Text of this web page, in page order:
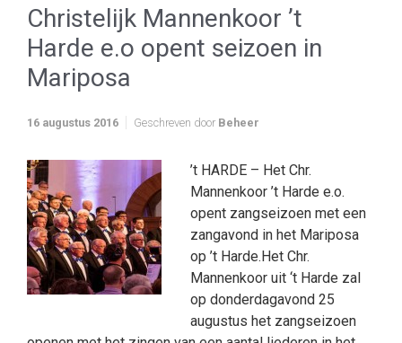
Christelijk Mannenkoor ’t
Harde e.o opent seizoen in
Mariposa
16 augustus 2016 Geschreven door Beheer
’t HARDE – Het Chr.
Mannenkoor ’t Harde e.o.
opent zangseizoen met een
zangavond in het Mariposa
op ’t Harde.Het Chr.
Mannenkoor uit ‘t Harde zal
op donderdagavond 25
augustus het zangseizoen